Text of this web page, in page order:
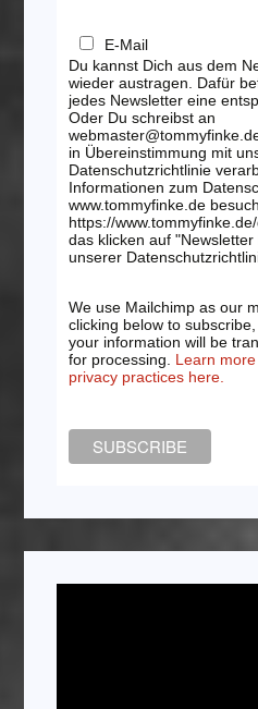
E-Mail
Du kannst Dich aus dem
wieder austragen. Dafür
jedes Newsletter eine
Oder Du schreibst an
in Übereinstimmung mit
Datenschutzrichtlinie
Informationen zum
www.tommyfinke.de
https://
das klicken auf
unserer
We use Mailchimp as our
clicking below to
your information will be
for processing. Learn
privacy practices here.